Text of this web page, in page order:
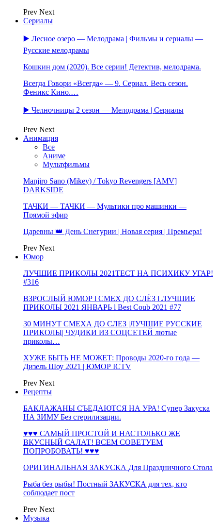
Prev Next
Сериалы
▶️ Лесное озеро — Мелодрама | Фильмы и сериалы —
Русские мелодрамы
Кошкин дом (2020). Все серии! Детектив, мелодрама.
Всегда Говори «Всегда» — 9. Сериал. Весь сезон.
Феникс Кино.…
▶️ Челночницы 2 сезон — Мелодрама | Сериалы
Prev Next
Анимация
Все
Аниме
Мультфильмы
Manjiro Sano (Mikey) / Tokyo Revengers [AMV]
DARKSIDE
ТАЧКИ — ТАЧКИ — Мультики про машинки —
Прямой эфир
Царевны 👑 День Снегурии | Новая серия | Премьера!
Prev Next
Юмор
ЛУЧШИЕ ПРИКОЛЫ 2021ТЕСТ НА ПСИХИКУ УГАР!
#316
ВЗРОСЛЫЙ ЮМОР l СМЕХ ДО СЛЁЗ l ЛУЧШИЕ
ПРИКОЛЫ 2021 ЯНВАРЬ l Best Coub 2021 #77
30 МИНУТ СМЕХА ДО СЛЕЗ |ЛУЧШИЕ РУССКИЕ
ПРИКОЛЫ| ЧУДИКИ ИЗ СОЦСЕТЕЙ лютые
приколы…
ХУЖЕ БЫТЬ НЕ МОЖЕТ: Проводы 2020-го года —
Дизель Шоу 2021 | ЮМОР ICTV
Prev Next
Рецепты
БАКЛАЖАНЫ СЪЕДАЮТСЯ НА УРА! Супер Закуска
НА ЗИМУ Без стерилизации.
♥♥♥ САМЫЙ ПРОСТОЙ И НАСТОЛЬКО ЖЕ
ВКУСНЫЙ САЛАТ! ВСЕМ СОВЕТУЕМ
ПОПРОБОВАТЬ! ♥♥♥
ОРИГИНАЛЬНАЯ ЗАКУСКА Для Праздничного Стола
Рыба без рыбы! Постный ЗАКУСКА для тех, кто
соблюдает пост
Prev Next
Музыка